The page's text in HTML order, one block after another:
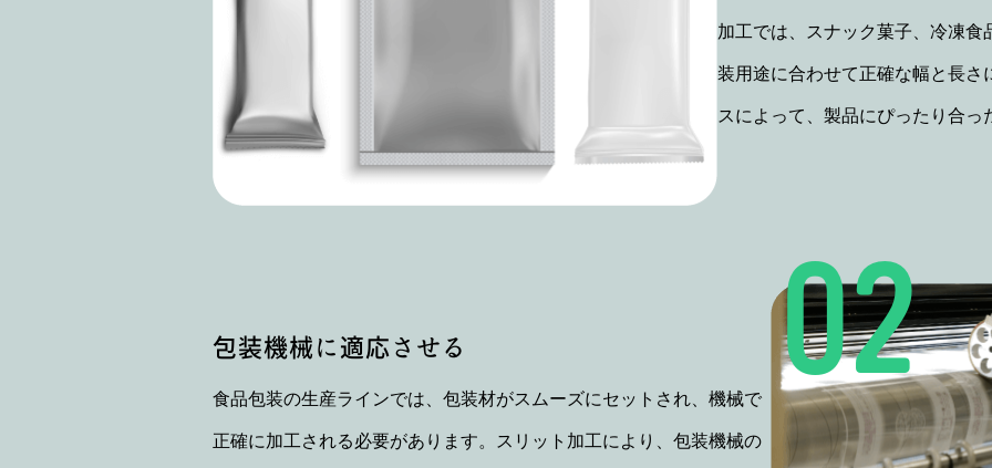
加工では、スナック菓子、冷凍
装用途に合わせて正確な幅と長
スによって、製品にぴったり合
包装機械に適応させる
食品包装の生産ラインでは、包装材がスムーズにセットされ、機械で
正確に加工される必要があります。スリット加工により、包装機械の